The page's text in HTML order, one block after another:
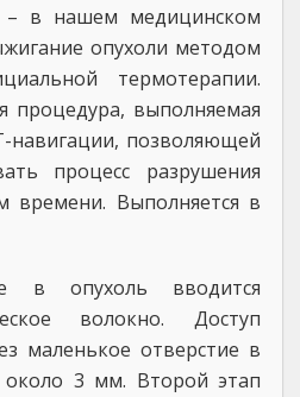
– в нашем медицинском
опухоли методом
термотерапии.
процедура, выполняемая
позволяющей
процесс разрушения
времени. Выполняется в
в опухоль вводится
волокно. Доступ
маленькое отверстие в
3 мм. Второй этап